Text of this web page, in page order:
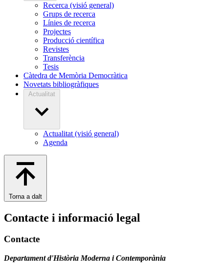
Recerca (visió general)
Grups de recerca
Línies de recerca
Projectes
Producció científica
Revistes
Transferència
Tesis
Càtedra de Memòria Democràtica
Novetats bibliogràfiques
Actualitat
Actualitat (visió general)
Agenda
Torna a dalt
Contacte i informació legal
Contacte
Departament d'Història Moderna i Contemporània